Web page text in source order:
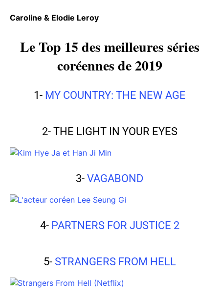
Caroline & Elodie Leroy
Le Top 15 des meilleures séries
coréennes de 2019
1- MY COUNTRY: THE NEW AGE
2- THE LIGHT IN YOUR EYES
3- VAGABOND
4- PARTNERS FOR JUSTICE 2
5- STRANGERS FROM HELL